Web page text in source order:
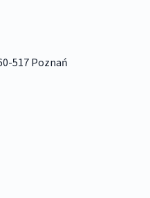
517 Poznań